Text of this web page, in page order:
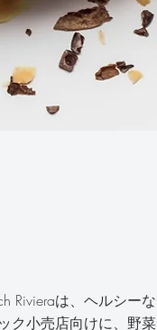
Rivieraは、ヘルシー
ク小売店向けに、野